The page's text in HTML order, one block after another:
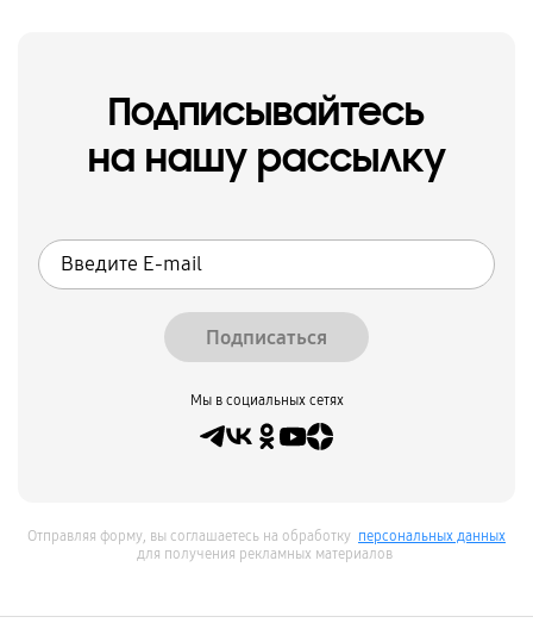
Подписывайтесь
на нашу рассылку
Подписаться
Мы в социальных сетях
Отправляя форму, вы соглашаетесь на обработку персональных данных
для получения рекламных материалов